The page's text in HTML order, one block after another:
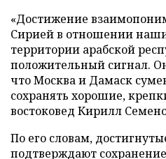
«Достижение
Сирией в отношении
территории арабской
положительный сигнал.
что Москва и Дамаск
сохранять хорошие,
востоковед Кирилл
По его словам,
подтверждают